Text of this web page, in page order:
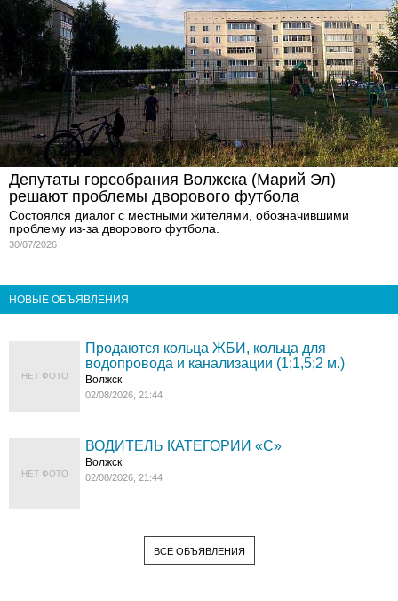
Депутаты горсобрания Волжска (Марий Эл)
решают проблемы дворового футбола
Состоялся диалог с местными жителями, обозначившими
проблему из-за дворового футбола.
30/07/2026
НОВЫЕ ОБЪЯВЛЕНИЯ
НЕТ ФОТО
Продаются кольца ЖБИ, кольца для
водопровода и канализации (1;1,5;2 м.)
Волжск
02/08/2026, 21:44
НЕТ ФОТО
ВОДИТЕЛЬ КАТЕГОРИИ «C»
Волжск
02/08/2026, 21:44
ВСЕ ОБЪЯВЛЕНИЯ